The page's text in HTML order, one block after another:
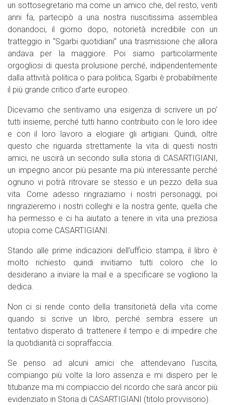
un sottosegretario ma come un amico che, del resto, venti
anni fa, partecipò a una nostra riuscitissima assemblea
donandoci, il giorno dopo, notorietà incredibile con un
tratteggio in “Sgarbi quotidiani” una trasmissione che allora
andava per la maggiore. Poi siamo particolarmente
orgogliosi di questa prolusione perché, indipendentemente
dalla attività politica o para politica, Sgarbi è probabilmente
il più grande critico d’arte europeo.
Dicevamo che sentivamo una esigenza di scrivere un po’
tutti insieme, perché tutti hanno contribuito con le loro idee
e con il loro lavoro a elogiare gli artigiani. Quindi, oltre
questo che riguarda strettamente la vita di questi nostri
amici, ne uscirà un secondo sulla storia di CASARTIGIANI,
un impegno ancor più pesante ma più interessante perché
ognuno vi potrà ritrovare se stesso e un pezzo della sua
vita. Come adesso ringraziamo i nostri personaggi, poi
ringrazieremo i nostri colleghi e la nostra gente, quella che
ha permesso e ci ha aiutato a tenere in vita una preziosa
utopia come CASARTIGIANI.
Stando alle prime indicazioni dell’ufficio stampa, il libro è
molto richiesto quindi invitiamo tutti coloro che lo
desiderano a inviare la mail e a specificare se vogliono la
dedica.
Non ci si rende conto della transitorietà della vita come
quando si scrive un libro, perché sembra essere un
tentativo disperato di trattenere il tempo e di impedire che
la quotidianità ci sopraffaccia.
Se penso ad alcuni amici che attendevano l’uscita,
compiango più volte la loro assenza e mi dispero per le
titubanze ma mi compiaccio del ricordo che sarà ancor più
evidenziato in Storia di CASARTIGIANI (titolo provvisorio).